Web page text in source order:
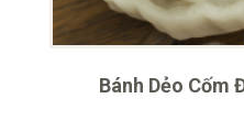
Bánh Dẻo Cốm